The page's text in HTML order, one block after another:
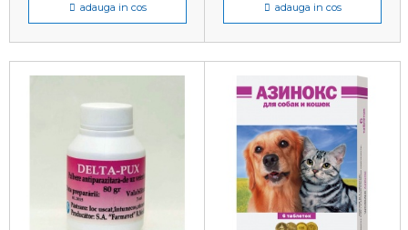
adauga in cos adauga in cos